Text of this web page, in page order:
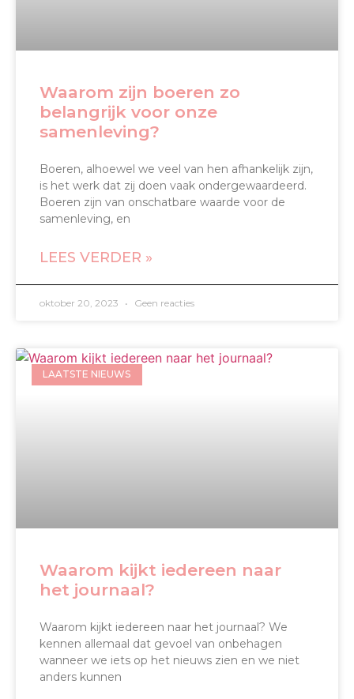
Waarom zijn boeren zo
belangrijk voor onze
samenleving?
Boeren, alhoewel we veel van hen afhankelijk zijn,
is het werk dat zij doen vaak ondergewaardeerd.
Boeren zijn van onschatbare waarde voor de
samenleving, en
LEES VERDER »
oktober 20, 2023 Geen reacties
LAATSTE NIEUWS
Waarom kijkt iedereen naar
het journaal?
Waarom kijkt iedereen naar het journaal? We
kennen allemaal dat gevoel van onbehagen
wanneer we iets op het nieuws zien en we niet
anders kunnen